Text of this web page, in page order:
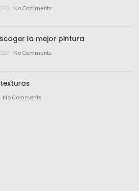
No Comments
la mejor pintura
No Comments
No Comments